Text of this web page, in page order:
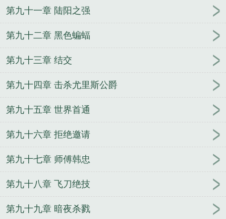
第九十一章 陆阳之强
第九十二章 黑色蝙蝠
第九十三章 结交
第九十四章 击杀尤里斯公爵
第九十五章 世界首通
第九十六章 拒绝邀请
第九十七章 师傅韩忠
第九十八章 飞刀绝技
第九十九章 暗夜杀戮